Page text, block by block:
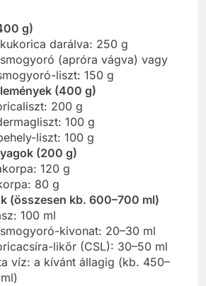
g)
darálva: 250 g
(apróra vágva) vagy
liszt: 150 g
(400 g)
200 g
100 g
liszt: 100 g
(200 g)
120 g
80 g
(összesen kb. 600–700 ml)
100 ml
kivonat: 20–30 ml
likőr (CSL): 30–50 ml
víz: a kívánt állagig (kb. 450–